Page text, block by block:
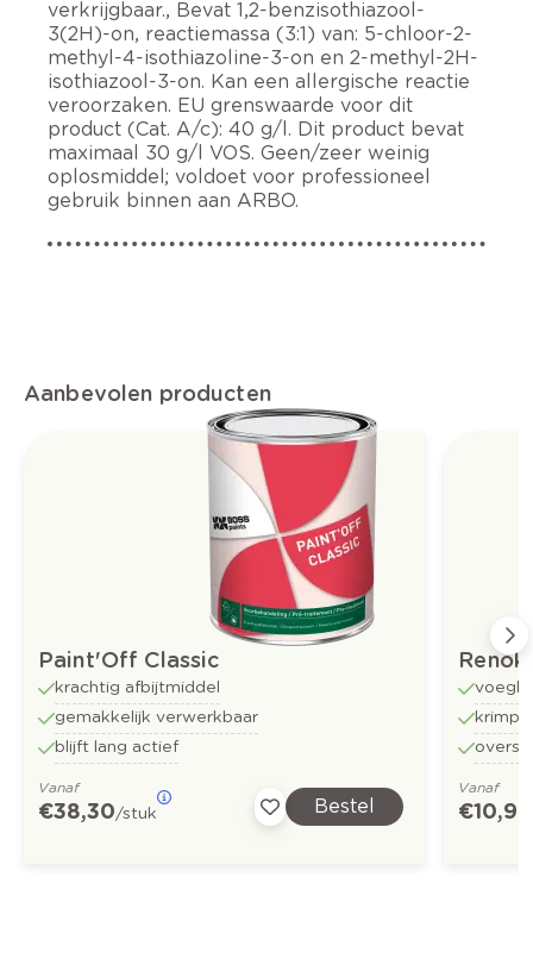
verkrijgbaar., Bevat 1,2-benzisothiazool-
3(2H)-on, reactiemassa (3:1) van: 5-chloor-2-
methyl-4-isothiazoline-3-on en 2-methyl-2H-
isothiazool-3-on. Kan een allergische reactie
veroorzaken. EU grenswaarde voor dit
product (Cat. A/c): 40 g/l. Dit product bevat
maximaal 30 g/l VOS. Geen/zeer weinig
oplosmiddel; voldoet voor professioneel
gebruik binnen aan ARBO.
Aanbevolen producten
Paint'Off Classic
krachtig afbijtmiddel
gemakkelijk verwerkbaar
blijft lang actief
Vanaf
€ 38,30/stuk Bestel
Vanaf
€ 10,97